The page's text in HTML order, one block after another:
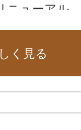
ニューアル
く見る